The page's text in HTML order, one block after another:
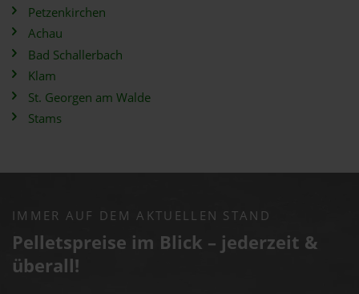
Petzenkirchen
Achau
Bad Schallerbach
Klam
St. Georgen am Walde
Stams
IMMER AUF DEM AKTUELLEN STAND
Pelletspreise im Blick – jederzeit &
überall!